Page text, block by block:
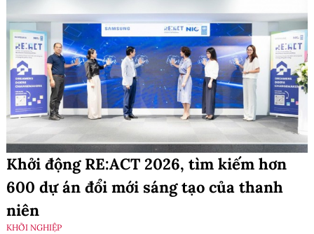
Khởi động RE:ACT 2026, tìm kiếm hơn
600 dự án đổi mới sáng tạo của thanh
niên
KHỞI NGHIỆP